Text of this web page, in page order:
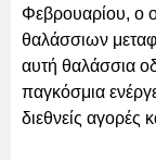
Φεβρουαρίου, ο
θαλάσσιων
αυτή θαλάσσια
παγκόσμια
διεθνείς αγορές